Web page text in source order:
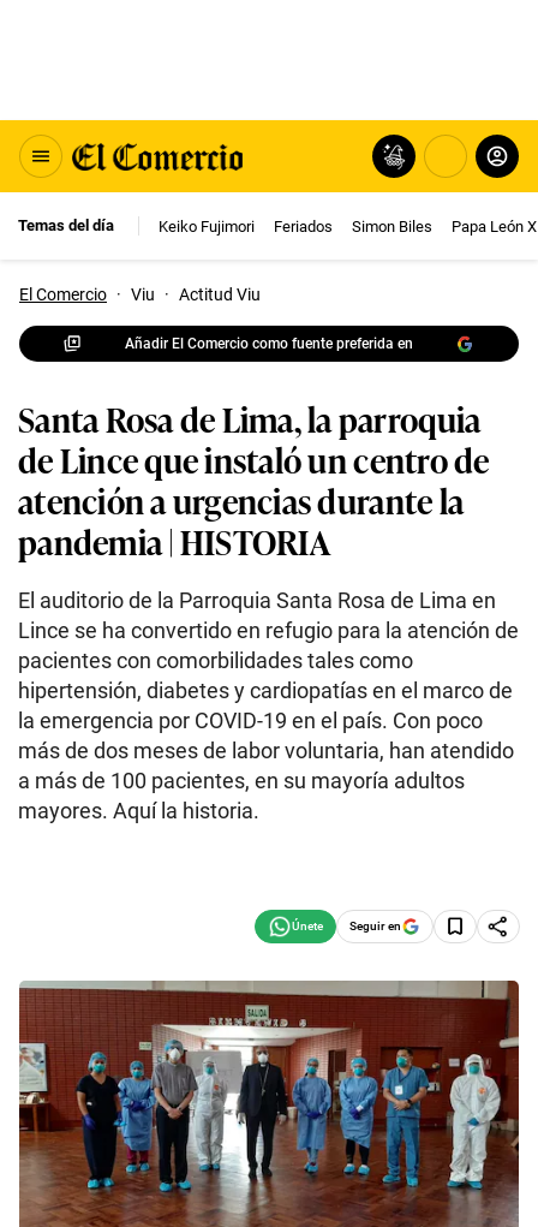
Temas del día Keiko Fujimori Feriados Simon Biles Papa León
El Comercio · Viu · Actitud Viu
Añadir El Comercio como fuente preferida en
Santa Rosa de Lima, la parroquia
de Lince que instaló un centro de
atención a urgencias durante la
pandemia | HISTORIA
El auditorio de la Parroquia Santa Rosa de Lima en
Lince se ha convertido en refugio para la atención de
pacientes con comorbilidades tales como
hipertensión, diabetes y cardiopatías en el marco de
la emergencia por COVID-19 en el país. Con poco
más de dos meses de labor voluntaria, han atendido
a más de 100 pacientes, en su mayoría adultos
mayores. Aquí la historia.
Seguir en